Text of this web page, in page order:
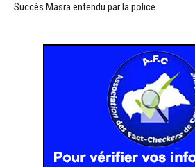
Succès Masra entendu par la police